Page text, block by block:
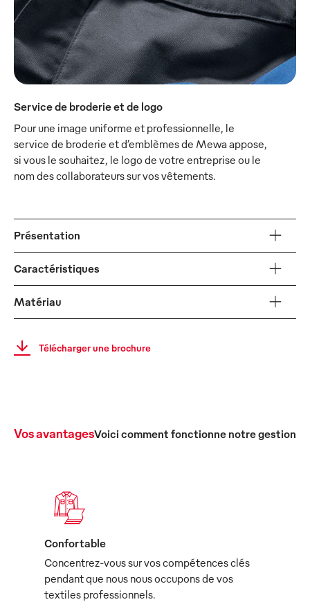
Service de broderie et de logo
Pour une image uniforme et professionnelle, le
service de broderie et d’emblèmes de Mewa appose,
si vous le souhaitez, le logo de votre entreprise ou le
nom des collaborateurs sur vos vêtements.
Présentation
Caractéristiques
Matériau
Télécharger une brochure
Vos avantagesVoici comment fonctionne notre gestion
Confortable
Concentrez-vous sur vos compétences clés
pendant que nous nous occupons de vos
textiles professionnels.